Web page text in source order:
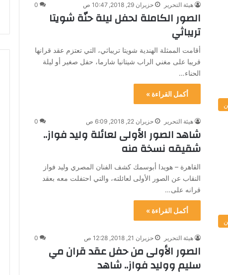
هيئة التحرير حزيران 29, 2018, 10:47 ص 0
الصور الكاملة لحفل ليلة حنّة شويتا
تريباثي
أقامت الممثلة الهندية شويتا تريباثي، التي تعتزم عقد قرانها
قريبا على مغني الراب شيتانيا شارما، حفل صغير أو ليلة
الحناء…
أكمل القراءة »
هيئة التحرير حزيران 22, 2018, 6:09 ص 0
شاهد الصور الأولى لعائلة وليد فواز..
شقيقه نسخة منه
القاهرة – هويدا أبوسمك كشف الفنان المصري وليد فواز
النقاب عن الصور الأولى لعائلته، والتي احتفلت معه بعقد
قرانه على…
أكمل القراءة »
هيئة التحرير حزيران 21, 2018, 12:28 ص 0
الصور الأولى من حفل عقد قران مي
سليم ووليد فواز.. شاهد